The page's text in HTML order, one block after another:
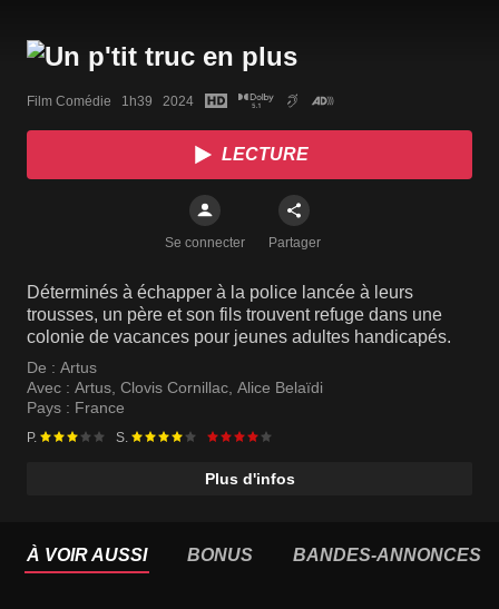
Film Comédie   1h39   2024
LECTURE
Se connecter Partager
Déterminés à échapper à la police lancée à leurs
trousses, un père et son fils trouvent refuge dans une
colonie de vacances pour jeunes adultes handicapés.
De : Artus
Avec : Artus, Clovis Cornillac, Alice Belaïdi
Pays : France
P. S.
Plus d'infos
À VOIR AUSSI BONUS BANDES-ANNONCES